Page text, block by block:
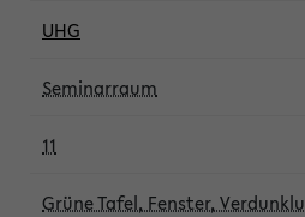
UHG
Seminarraum
11
Grüne Tafel, Fenster,